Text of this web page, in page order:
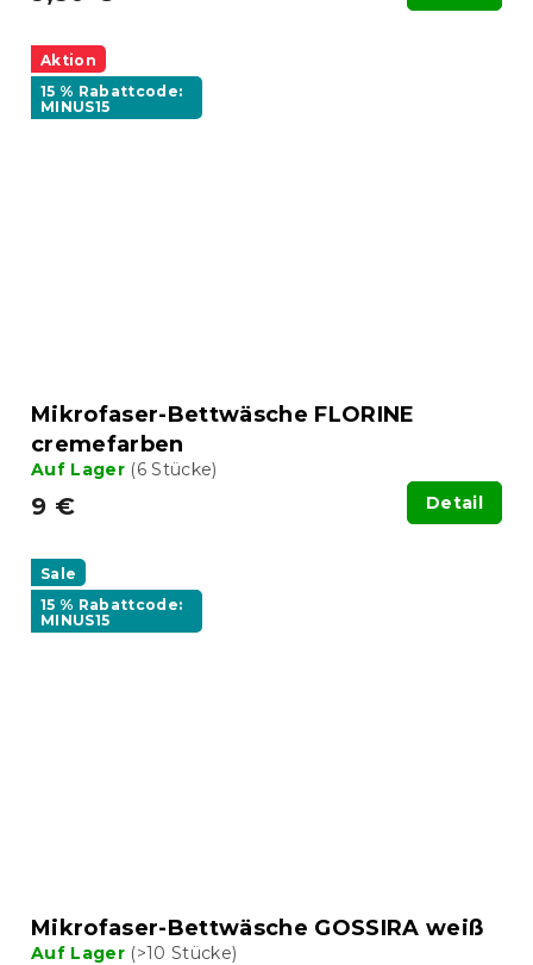
Aktion
15 % Rabattcode:
MINUS15
Mikrofaser-Bettwäsche FLORINE
cremefarben
Auf Lager (6 Stücke)
9 € Detail
Sale
15 % Rabattcode:
MINUS15
Mikrofaser-Bettwäsche GOSSIRA weiß
Auf Lager (>10 Stücke)